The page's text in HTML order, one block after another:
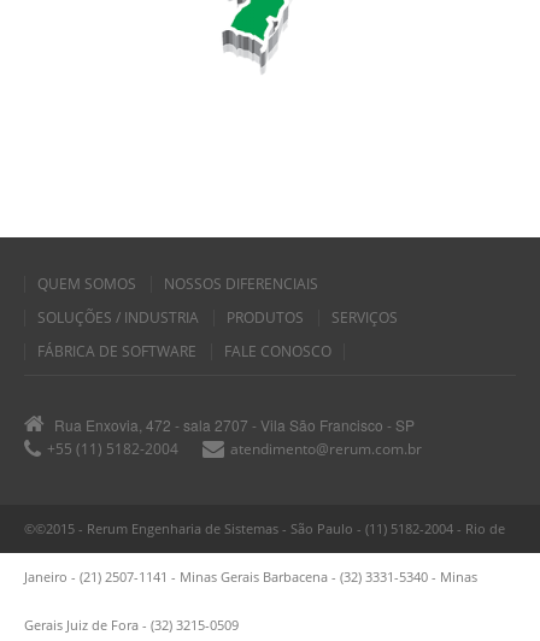
QUEM SOMOS
NOSSOS DIFERENCIAIS
SOLUÇÕES / INDUSTRIA
PRODUTOS
SERVIÇOS
FÁBRICA DE SOFTWARE
FALE CONOSCO
Rua Enxovia, 472 - sala 2707 - Vila São Francisco - SP
+55 (11) 5182-2004
atendimento@rerum.com.br
©©2015 - Rerum Engenharia de Sistemas - São Paulo - (11) 5182-2004 - Rio de
Janeiro - (21) 2507-1141 - Minas Gerais Barbacena - (32) 3331-5340 - Minas
Gerais Juiz de Fora - (32) 3215-0509